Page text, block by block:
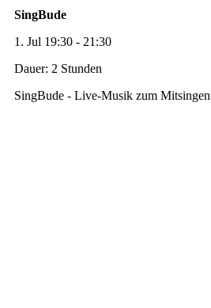
SingBude
1. Jul 19:30 - 21:30
Dauer: 2 Stunden
SingBude - Live-Musik zum